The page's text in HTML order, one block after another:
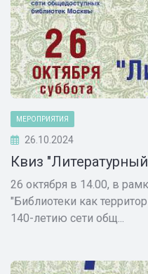
МЕРОПРИЯТИЯ
26.10.2024
Квиз
26 октября в 14.00, в
"Библиотеки как
140-летию сети общ...